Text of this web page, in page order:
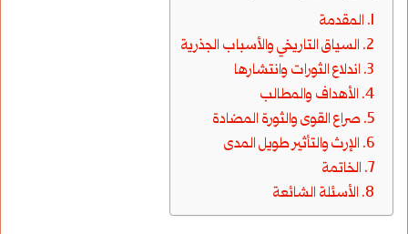
المقدمة
السياق التاريخي والأسباب الجذرية
اندلاع الثورات وانتشارها
الأهداف والمطالب
صراع القوى والثورة المضادة
الإرث والتأثير طويل المدى
الخاتمة
الأسئلة الشائعة